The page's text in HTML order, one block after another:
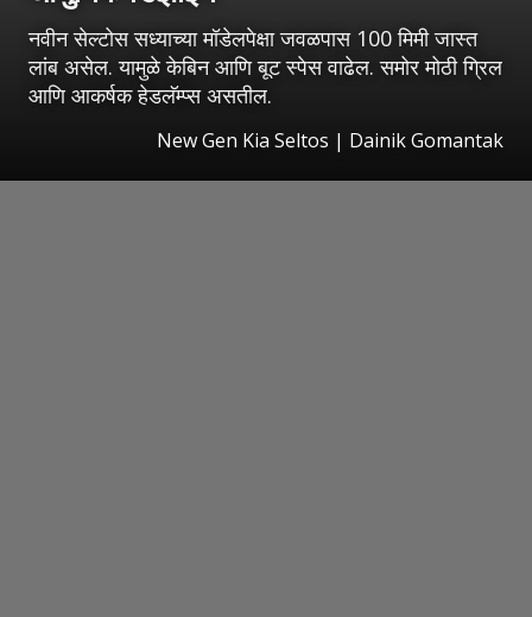
नवीन सेल्टोस सध्याच्या मॉडेलपेक्षा जवळपास 100 मिमी जास्त
लांब असेल. यामुळे केबिन आणि बूट स्पेस वाढेल. समोर मोठी ग्रिल
आणि आकर्षक हेडलॅम्प्स असतील.
New Gen Kia Seltos | Dainik Gomantak